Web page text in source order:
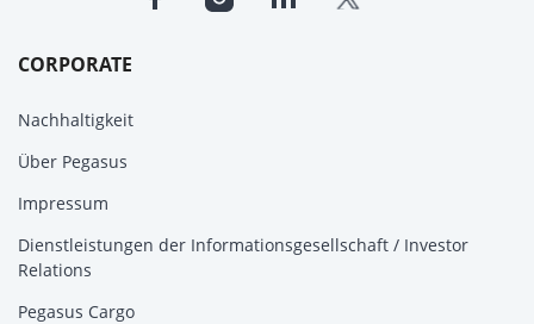
CORPORATE
Nachhaltigkeit
Über Pegasus
Impressum
Dienstleistungen der Informationsgesellschaft / Investor
Relations
Pegasus Cargo